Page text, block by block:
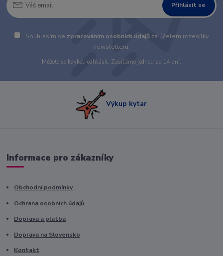
Přihlásit se
Souhlasím se zpracováním osobních údajů za účelem rozesílky
newsletteru.
Můžete se kdykoli odhlásit. Zasíláme jednou za 14 dní.
Výkup kytar
Informace pro zákazníky
Obchodní podmínky
Ochrana osobních údajů
Doprava a platba
Doprava na Slovensko
Kontakt